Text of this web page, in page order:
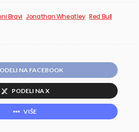
Bravi Jonathan Wheatley Red Bull
NA FACEBOOK
PODELI NA X
VIŠE